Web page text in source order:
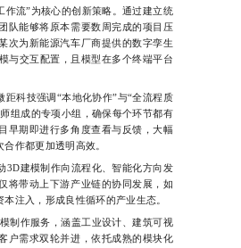
流”为核心的创新策略。通过建立统
队能够将原本需要数周完成的项目压
次为新能源汽车厂商提供的数字孪生
与交互配置，且模型在多个终端平台
科技强调“本地化协作”与“全流程质
组成的专项小组，确保每个环节都有
早期即进行多角度查看与反馈，大幅
作都更加透明高效。
建模制作向流程化、智能化方向发
将带动上下游产业链的协同发展，如
注入，形成良性循环的产业生态。
作服务，涵盖工业设计、建筑可视
户需求双轮并进，依托成熟的模块化